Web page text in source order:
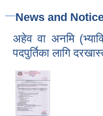
News and
अहेव वा अनमि
पदपुर्तिका लागि